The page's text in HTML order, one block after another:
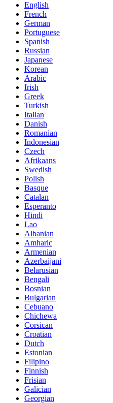
English
French
German
Portuguese
Spanish
Russian
Japanese
Korean
Arabic
Irish
Greek
Turkish
Italian
Danish
Romanian
Indonesian
Czech
Afrikaans
Swedish
Polish
Basque
Catalan
Esperanto
Hindi
Lao
Albanian
Amharic
Armenian
Azerbaijani
Belarusian
Bengali
Bosnian
Bulgarian
Cebuano
Chichewa
Corsican
Croatian
Dutch
Estonian
Filipino
Finnish
Frisian
Galician
Georgian